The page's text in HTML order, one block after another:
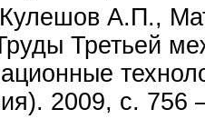
А.П.,
Третьей
2009, с. 756